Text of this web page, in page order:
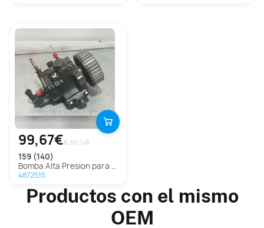
99,67€€ sin IVA
159 (140)
Bomba Alta Presion para Alfa Romeo 159 (140)
4872515
Productos con el mismo
OEM